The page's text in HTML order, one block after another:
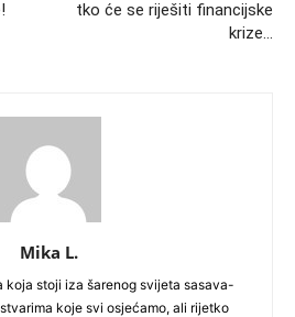
tko će se riješiti financijske
krize…
Mika L.
koja stoji iza šarenog svijeta sasava-
koje svi osjećamo, ali rijetko